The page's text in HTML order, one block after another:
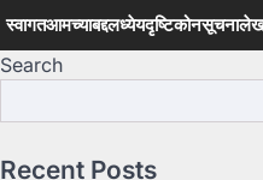
स्वागतआमच्याबद्दलध्येयदृष्टिकोनसूचना
Search
Recent Posts